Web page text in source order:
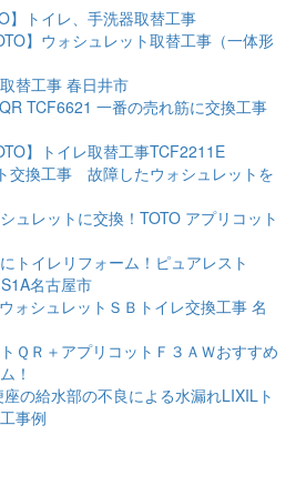
】トイレ、手洗器取替工事
】ウォシュレット取替工事（一体形
替工事 春日井市
TCF6621 一番の売れ筋に交換工事
】トイレ取替工事TCF2211E
交換工事 故障したウォシュレットを
ュレットに交換！TOTO アプリコット
トイレリフォーム！ピュアレスト
名古屋市
ォシュレットＳＢトイレ交換工事 名
ＱＲ＋アプリコットＦ３ＡＷおすすめ
！
の給水部の不良による水漏れLIXILト
事例